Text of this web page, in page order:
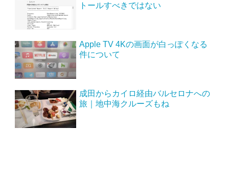
トールすべきではない
Apple TV 4Kの画面が白っぽくなる
件について
成田からカイロ経由バルセロナへの
旅｜地中海クルーズもね